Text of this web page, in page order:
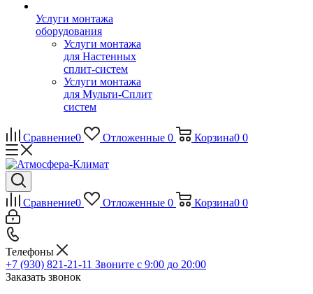
Услуги монтажа
оборудования
Услуги монтажа
для Настенных
сплит-систем
Услуги монтажа
для Мульти-Сплит
систем
Сравнение0 Отложенные 0 Корзина0 0
Сравнение0 Отложенные 0 Корзина0 0
Телефоны
+7 (930) 821-21-11 Звоните с 9:00 до 20:00
Заказать звонок